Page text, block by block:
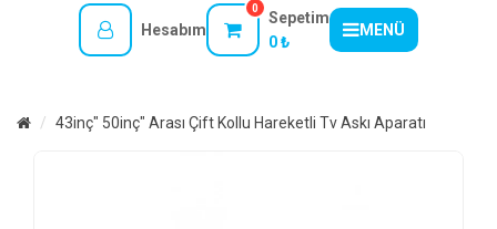
Hesabım
0
Sepetim
0 ₺
MENÜ
43inç" 50inç" Arası Çift Kollu Hareketli Tv Askı Aparatı